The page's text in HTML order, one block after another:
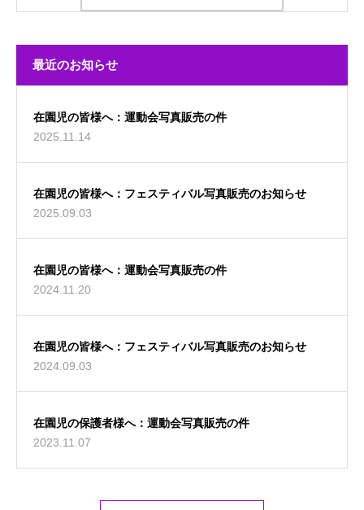
最近のお知らせ
在園児の皆様へ：運動会写真販売の件
2025.11.14
在園児の皆様へ：フェスティバル写真販売のお知らせ
2025.09.03
在園児の皆様へ：運動会写真販売の件
2024.11.20
在園児の皆様へ：フェスティバル写真販売のお知らせ
2024.09.03
在園児の保護者様へ：運動会写真販売の件
2023.11.07